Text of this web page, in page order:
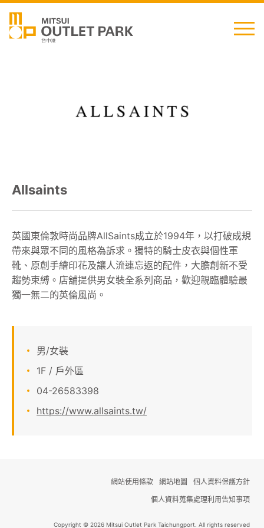
最新消息
櫃位資訊
顧客服務
線上DM
Allsaints
英國東倫敦時尚品牌AllSaints成立於1994年，以打破成規
帶來與眾不同的風格為訴求。獨特的騎士皮衣與個性軍
靴、原創手繪印花及讓人流連忘返的配件，大膽創新不受
趨勢束縛。店舖提供男女裝全系列商品，歡迎親臨體驗最
獨一無二的英倫風尚。
男/女裝
1F / 戶外區
04-26583398
https://www.allsaints.tw/
網站使用條款 網站地圖
個人資料保護方針
個人資料蒐集處理利用告知事項
Copyright © 2026 Mitsui Outlet Park Taichungport. All rights reserved